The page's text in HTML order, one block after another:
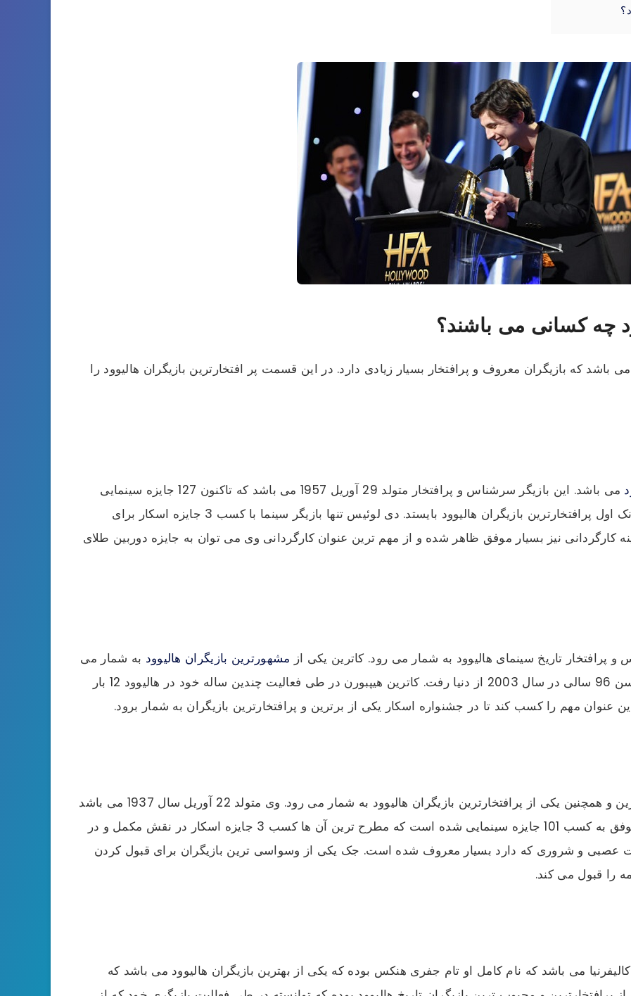
چه کسانی می باشند؟
باشد که بازیگران معروف و پرافتخار بسیار زیادی دارد. در این قسمت پر افتخارترین بازیگران هالیوود را
می باشد. این بازیگر سرشناس و پرافتخار متولد 29 آوریل 1957 می باشد که تاکنون 127 جایزه سینمایی
توانسته کسب کند تا وی با شایستگی تمام بر رنک اول پرافتخارترین بازیگران هالیوود بایستد. دی لوئیس تنها بازیگر سینما با کسب 3 جایزه اسکار برای
نیز بسیار موفق ظاهر شده و از مهم ترین عنوان کارگردانی وی می توان به جایزه دوربین طلای
پرافتخار تاریخ سینمای هالیوود به شمار می رود. کاترین یکی از مشهورترین بازیگران هالیوود به شمار می
رفت که متولد سال 1907 در آمریکا بود که در سن 96 سالی در سال 2003 از دنیا رفت. کاترین هیپبورن در طی فعالیت چندین ساله خود در هالیوود 12 بار
نیکلسون یکی از به یادماندنی ترین و محبوب ترین و همچنین یکی از پرافتخارترین بازیگران هالیوود به شمار می رود. وی متولد 22 آوریل سال 1937 می باشد
که در نیویورک متولد شده است. جک تا کنون موفق به کسب 101 جایزه سینمایی شده است که مطرح ترین آن ها کسب 3 جایزه اسکار در نقش مکمل و در
و شروری که دارد بسیار معروف شده است. جک یکی از وسواسی ترین بازیگران برای قبول کردن
را قبول می کند.
9 ژوئیه سال 1956 میلادی در کالیفرنیا می باشد که نام کامل او تام جفری هنکس بوده که یکی از بهترین بازیگران هالیوود می باشد که